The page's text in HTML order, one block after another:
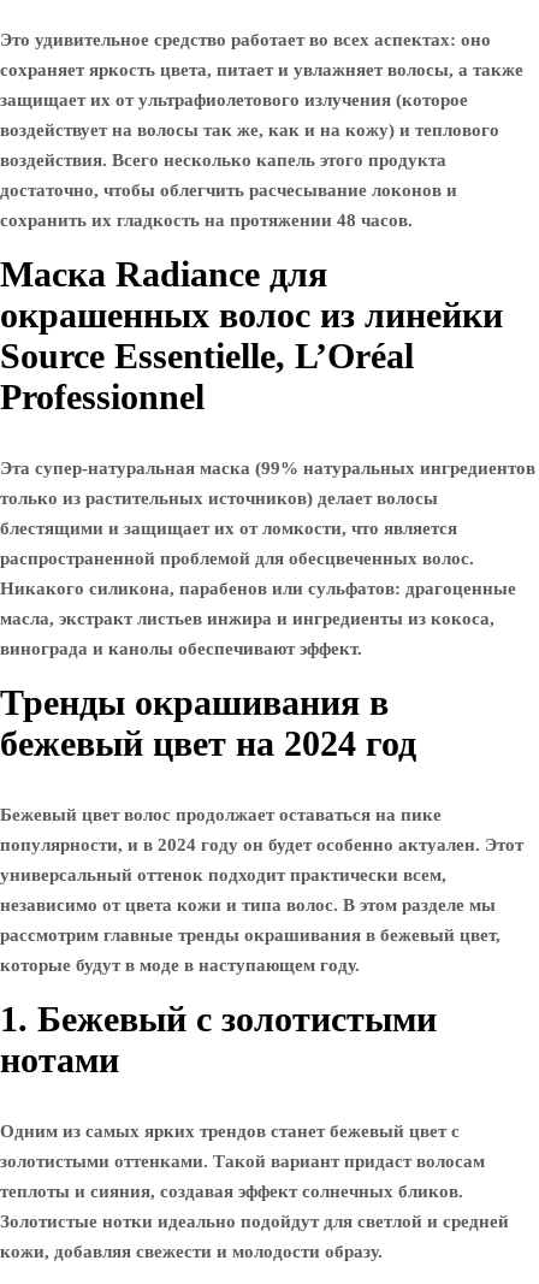
Это удивительное средство работает во всех аспектах: оно
сохраняет яркость цвета, питает и увлажняет волосы, а также
защищает их от ультрафиолетового излучения (которое
воздействует на волосы так же, как и на кожу) и теплового
воздействия. Всего несколько капель этого продукта
достаточно, чтобы облегчить расчесывание локонов и
сохранить их гладкость на протяжении 48 часов.
Маска Radiance для
окрашенных волос из линейки
Source Essentielle, L’Oréal
Professionnel
Эта супер-натуральная маска (99% натуральных ингредиентов
только из растительных источников) делает волосы
блестящими и защищает их от ломкости, что является
распространенной проблемой для обесцвеченных волос.
Никакого силикона, парабенов или сульфатов: драгоценные
масла, экстракт листьев инжира и ингредиенты из кокоса,
винограда и канолы обеспечивают эффект.
Тренды окрашивания в
бежевый цвет на 2024 год
Бежевый цвет волос продолжает оставаться на пике
популярности, и в 2024 году он будет особенно актуален. Этот
универсальный оттенок подходит практически всем,
независимо от цвета кожи и типа волос. В этом разделе мы
рассмотрим главные тренды окрашивания в бежевый цвет,
которые будут в моде в наступающем году.
1. Бежевый с золотистыми
нотами
Одним из самых ярких трендов станет бежевый цвет с
золотистыми оттенками. Такой вариант придаст волосам
теплоты и сияния, создавая эффект солнечных бликов.
Золотистые нотки идеально подойдут для светлой и средней
кожи, добавляя свежести и молодости образу.